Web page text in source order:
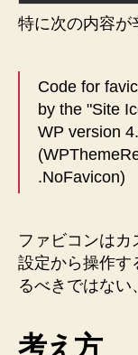
特に次の内容が
Code for
by the "Site
WP version
.NoFavicon)
ファビコンは
設定から操作す
るべきではない
考え方